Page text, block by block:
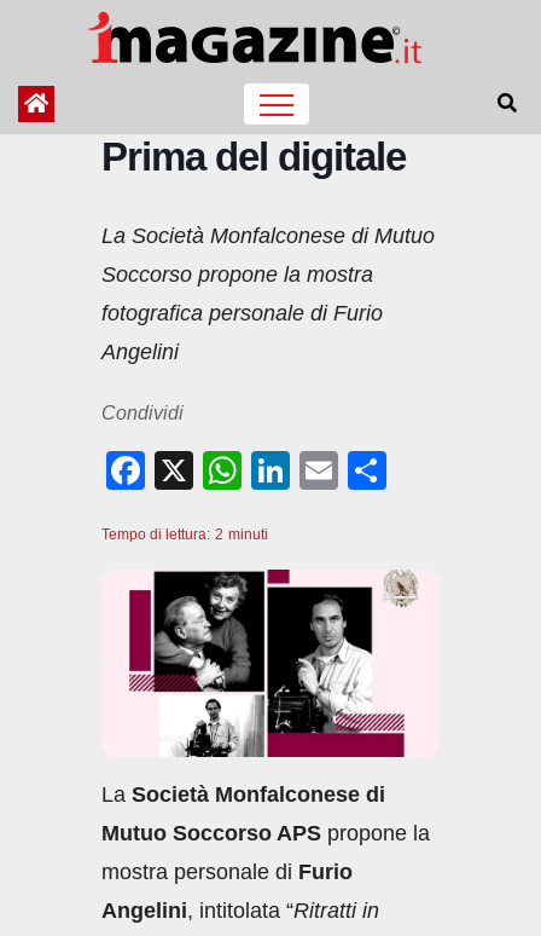
contenuto
Prima del digitale
La Società Monfalconese di Mutuo
Soccorso propone la mostra
fotografica personale di Furio
Angelini
Condividi
F
c
e
b
o
o
X
W
at
s
A
p
p
Li
e
dI
n
E
di
Tempo di lettura: 2 minuti
La Società Monfalconese di
Mutuo Soccorso APS propone la
mostra personale di Furio
Angelini, intitolata “Ritratti in